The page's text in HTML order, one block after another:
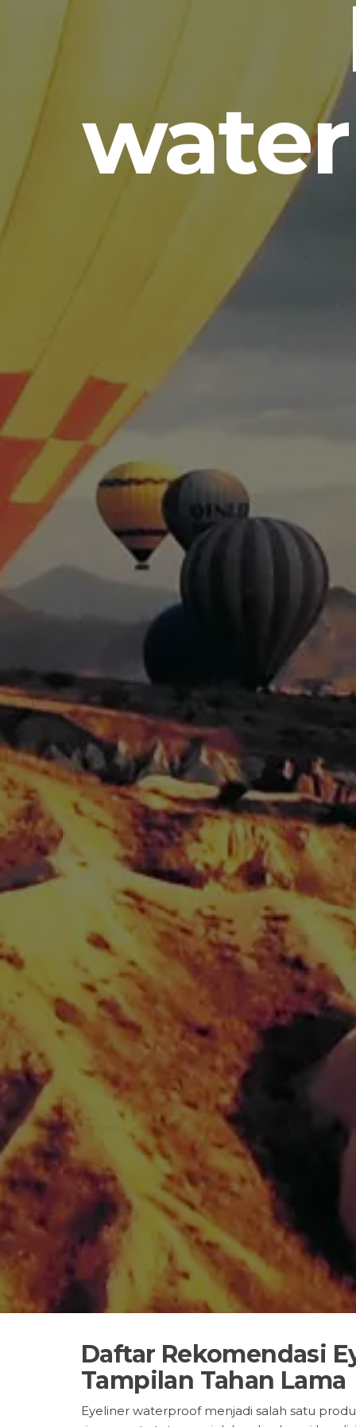
Daftar Rekomendasi
Tampilan Tahan Lama
Eyeliner waterproof menjadi salah satu